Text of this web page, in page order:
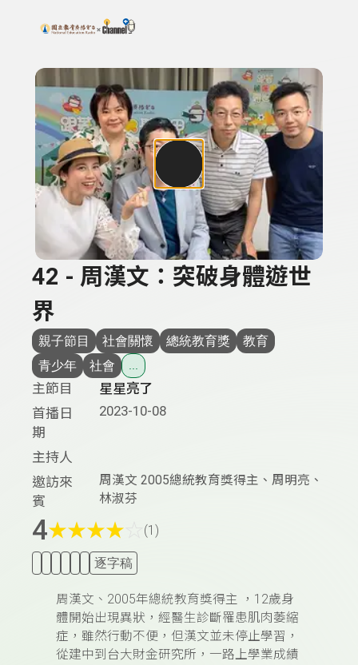
上方功能區塊
搜尋關鍵字：可輸入節目名稱、主持人或關鍵字
42 - 周漢文：突破身體遊世
界
親子節目 社會關懷 總統教育獎
教育
青少年
社會 ...
主節目
星星亮了
首播日
期
2023-10-08
主持人
邀訪來
賓
周漢文 2005總統教育獎得主、周明亮、
林淑芬
4★★★★ (1)
逐字稿
周漢文、2005年總統教育獎得主 ，12歲身
體開始出現異狀，經醫生診斷罹患肌肉萎縮
症，雖然行動不便，但漢文並未停止學習，
從建中到台大財金研究所，一路上學業成績